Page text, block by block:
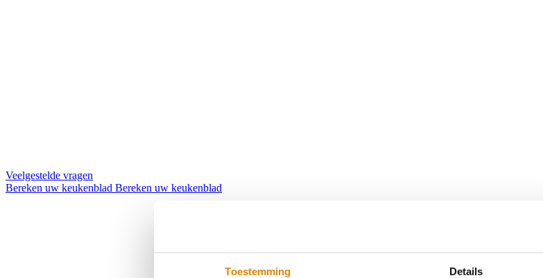
Toestemming Details
Veelgestelde vragen
Bereken uw keukenblad Bereken uw keukenblad